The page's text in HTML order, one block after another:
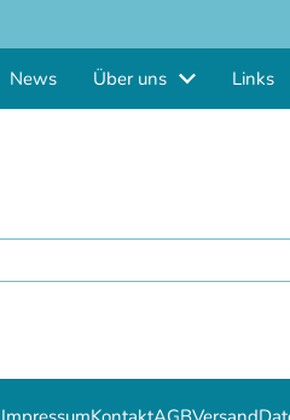
News Über uns Links